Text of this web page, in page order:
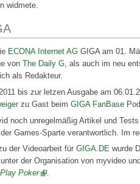
widmete.
ECONA Internet AG GIGA am 01.
von The Daily G, als auch im neu
als Redakteur.
bis zur letzen Ausgabe am
zu Gast beim GIGA FanBase
noch unregelmäßig Artikel und
Games-Sparte verantwortlich. Im
der Videoarbeit für GIGA.DE wurde
unter der Organisation von myvideo
Poker
.